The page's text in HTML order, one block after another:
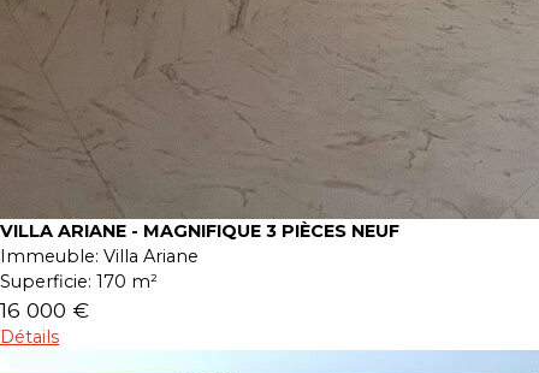
VILLA ARIANE - MAGNIFIQUE 3 PIÈCES NEUF
Immeuble: Villa Ariane
Superficie: 170 m²
16 000 €
Détails